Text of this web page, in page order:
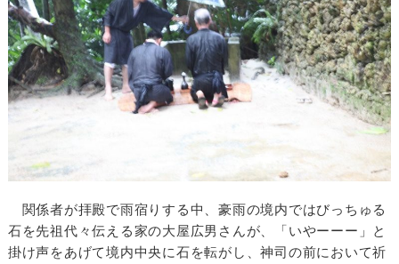
関係者が拝殿で雨宿りする中、豪雨の境内ではびっちゅる
石を先祖代々伝える家の大屋広男さんが、「いやーーー」と
掛け声をあげて境内中央に石を転がし、神司の前において祈